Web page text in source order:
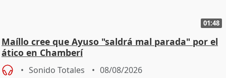
01:48
Maíllo cree que Ayuso "saldrá mal parada" por el
ático en Chamberí
Sonido Totales 08/08/2026